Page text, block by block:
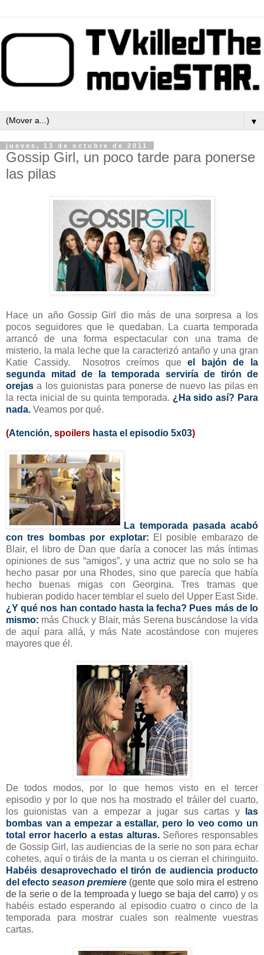
▼
jueves, 13 de octubre de 2011
Gossip Girl, un poco tarde para ponerse
las pilas
Hace un año Gossip Girl dio más de una sorpresa a los
pocos seguidores que le quedaban. La cuarta temporada
arrancó de una forma espectacular con una trama de
misterio, la mala leche que la caracterizó antaño y una gran
Katie Cassidy. Nosotros creímos queel bajón de la
segunda mitad de la temporada serviría de tirón de
orejas a los guionistas para ponerse de nuevo las pilas en
la recta inicial de su quinta temporada. ¿Ha sido así? Para
nada. Veamos por qué.
(Atención, spoilers hasta el episodio 5x03)
La temporada pasada acabó
con tres bombas por explotar: El posible embarazo de
Blair, el libro de Dan que daría a conocer las más íntimas
opiniones de sus “amigos”, y una actriz que no solo se ha
hecho pasar por una Rhodes, sino que parecía que había
hecho buenas migas con Georgina. Tres tramas que
hubieran podido hacer temblar el suelo del Upper East Side.
¿Y qué nos han contado hasta la fecha? Pues más de lo
mismo: más Chuck y Blair, más Serena buscándose la vida
de aquí para allá, y más Nate acostándose con mujeres
mayores que él.
De todos modos, por lo que hemos visto en el tercer
episodio y por lo que nos ha mostrado el tráiler del cuarto,
los guionistas van a empezar a jugar sus cartas y
las
bombas van a empezar a estallar, pero lo veo como un
total error hacerlo a estas alturas.Señores responsables
de Gossip Girl, las audiencias de la serie no son para echar
cohetes, aquí o tiráis de la manta u os cierran el chiringuito.
Habéis desaprovechado el tirón de audiencia producto
del efecto season premiere (gente que solo mira el estreno
de la serie o de la temproada y luego se baja del carro) y os
habéis estado esperando al episodio cuatro o cinco de la
temporada para mostrar cuales son realmente vuestras
cartas.